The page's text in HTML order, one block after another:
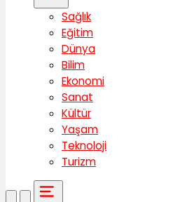
Sağlık
Eğitim
Dünya
Bilim
Ekonomi
Sanat
Kültür
Yaşam
Teknoloji
Turizm